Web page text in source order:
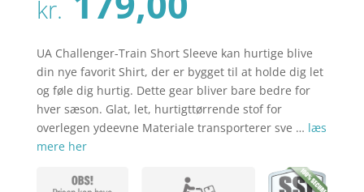
var:
kr.
kr.
pris
er:
kr.
UA Challenger-Train Short Sleeve kan hurtige blive
din nye favorit Shirt, der er bygget til at holde dig let
og føle dig hurtig. Dette gear bliver bare bedre for
hver sæson. Glat, let, hurtigttørrende stof for
overlegen ydeevne Materiale transporterer sve … læs
mere her